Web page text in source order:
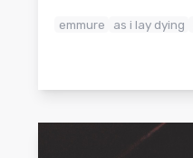
emmure as i lay dying